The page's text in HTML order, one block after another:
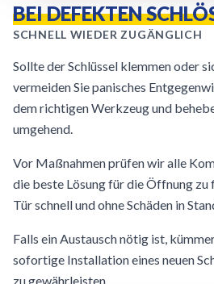
BEI DEFEKTEN
SCHNELL WIEDER ZUGÄNGLICH
Sollte der Schlüssel klemmen oder
vermeiden Sie panisches
dem richtigen Werkzeug und
umgehend.
Vor Maßnahmen prüfen wir alle
die beste Lösung für die Öffnung zu
Tür schnell und ohne Schäden in
Falls ein Austausch nötig ist,
sofortige Installation eines neuen
zu gewährleisten.